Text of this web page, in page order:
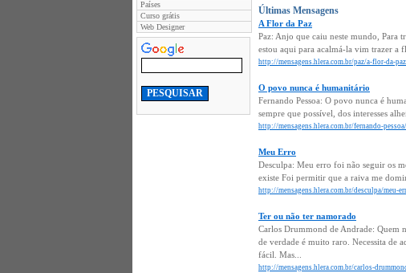
Países
Curso grátis
Web Designer
Últimas Mensagens
A Flor da Paz
Paz: Anjo que caiu neste mundo, Para
estou aqui para acalmá-la vim trazer a
http://mensagens.hlera.com.br/paz/a-flor-da-
O povo nunca é humanitário
Fernando Pessoa: O povo nunca é
sempre que possível, dos interesses
http://mensagens.hlera.com.br/fernando-
Meu Erro
Desculpa: Meu erro foi não seguir os
existe Foi permitir que a raiva me
http://mensagens.hlera.com.br/desculpa/meu-
Ter ou não ter namorado
Carlos Drummond de Andrade: Quem
de verdade é muito raro. Necessita de
fácil. Mas...
http://mensagens.hlera.com.br/carlos-